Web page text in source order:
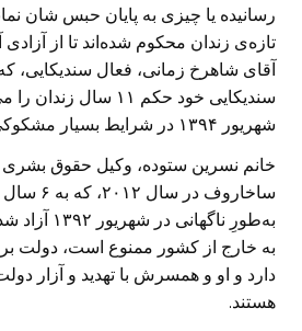
رسانیده یا چیزی به پایان حبس شان
تازه‌ی زندان محکوم شده‌اند تا از
آقای شاهرخ زمانی، فعال سندیکایی،
شهریور ۱۳۹۴ در شرایط بسیار مشکوکی در زندان درگذشت.
خانم نسرین ستوده، وکیل حقوق بشری
ساخاروف
به‌طورِ
به خارج از کشور ممنوع است، دولت
دارد و او و همسرش با تهدید و آزار
هستند.